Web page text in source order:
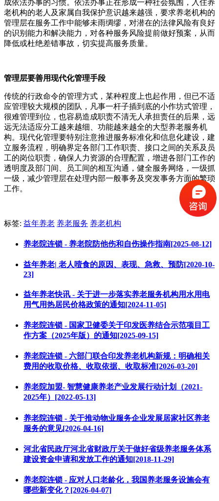
成依法办事的习惯。依法办事正在形成一种社会氛围，入住养
老机构的老人及家属自我保护意识越来越强，要求养老机构的
管理层在服务工作中能够未雨绸缪，对潜在的法律风险有良好
的识别能力和解决能力，对各种服务风险提前做好预案，从而
降低或杜绝差错事故，切实提高服务质量。
管理层要善用现代化管理手段
传统的行政命令的管理方式，某种程度上也起作用，但已不适
应管理较大规模的团队，凡事一杆子插到底的小作坊式管理，
很难管理到位，也容易造成职责不清无人承担责任的后果，远
远无法适应分工越来越细、功能越来越全的大型养老服务机
构。现代化管理要特别注意推进服务标准化和信息化建设，建
立服务流程，明确界定各部门工作职责、接口之间的关系及员
工的岗位职责，确保人力资源的合理配置，增进各部门工作的
透明度及部门间、员工间的相互沟通，健全服务网络，一级抓
一级，减少管理层在处理内部一般事务及突发事务方面的繁琐
工作。
标签: 益年养老 养老服务 养老机构
养老院连锁 - 养老院防他伤和自伤操作指南[2025-08-12]
益年养老| 老人噎食的原因、表现、急救、预防[2020-10-
23]
益年养老快讯 - 关于进一步落实养老服务机构用水用电
用气用热居民价格政策的通知[2024-11-05]
养老院连锁 - 国家卫健委关于印发医养结合示范项目工
作方案（2025年版）的通知[2025-09-15]
养老院连锁 - 六部门联合印发养老机构新规：明确相关
费用的收取价格、收取依据、收取标准[2026-03-20]
养老院加盟- 智慧健康养老产业发展行动计划（2021-
2025年）[2022-05-13]
养老院连锁 - 关于推动物业服务企业发展居家社区养老
服务的意见[2026-04-16]
河北省民政厅河北省财政厅关于做好省级养老服务体系
建设资金申请和发放工作的通知[2018-11-29]
养老院连锁 - 应对人口老龄化，我国养老服务设施会有
哪些新变化？[2026-04-07]